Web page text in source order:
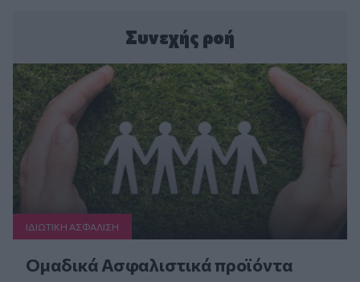
Συνεχής ροή
ΙΔΙΩΤΙΚΗ ΑΣΦAΛΙΣΗ
Ομαδικά Ασφαλιστικά προϊόντα